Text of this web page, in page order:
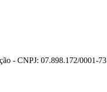
- CNPJ: 07.898.172/0001-73